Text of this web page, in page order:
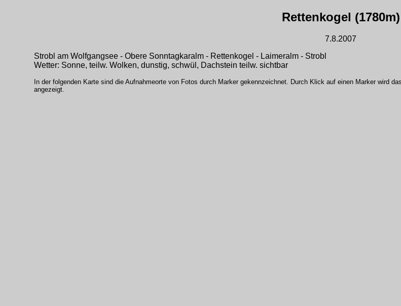
Rettenkogel (1780m)
7.8.2007
Strobl am Wolfgangsee - Obere Sonntagkaralm - Rettenkogel - Laimeralm - Strobl
Wetter: Sonne, teilw. Wolken, dunstig, schwül, Dachstein teilw. sichtbar
In der folgenden Karte sind die Aufnahmeorte von Fotos durch Marker gekennzeichnet. Durch Klick auf einen Marker wird
angezeigt.